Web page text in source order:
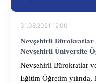
31.08.2021 12:00
Nevşehirli Bürokratlar
Nevşehirli Üniversite
Nevşehirli Bürokratlar
Eğitim Öğretim